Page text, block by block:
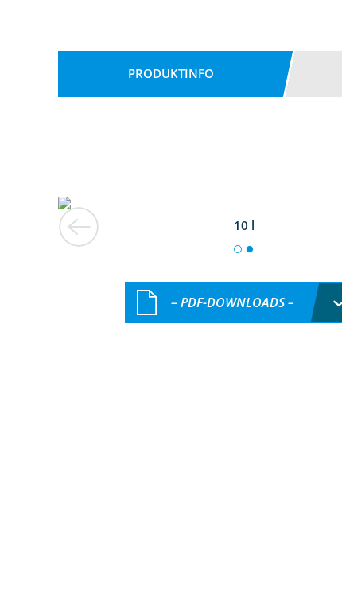
PRODUKTINFO
10 l
– PDF-DOWNLOADS –